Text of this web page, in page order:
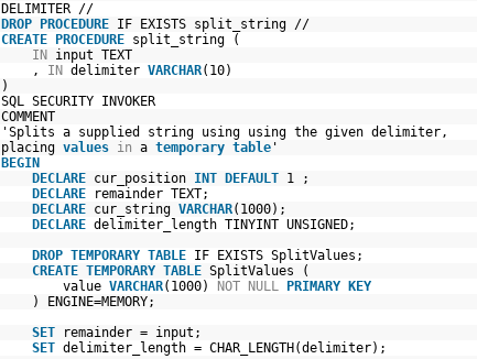
DELIMITER //
DROP
PROCEDUREIF EXISTS split_string //
CREATE
PROCEDUREsplit_string (
IN input TEXT
,
IN delimiter VARCHAR(10)
)
SQL SECURITY INVOKER
COMMENT
'Splits a supplied string using using the given delimiter,
placing values in a temporary table'
BEGIN
DECLAREcur_position INT DEFAULT1 ;
DECLAREremainder TEXT;
DECLAREcur_string VARCHAR(1000);
DECLAREdelimiter_length TINYINT UNSIGNED;
DROP TEMPORARY TABLEIF EXISTS SplitValues;
CREATE TEMPORARY TABLESplitValues (
value VARCHAR(1000) NOT NULL PRIMARY
KEY
) ENGINE=MEMORY;
SETremainder = input;
SETdelimiter_length = CHAR_LENGTH(delimiter);